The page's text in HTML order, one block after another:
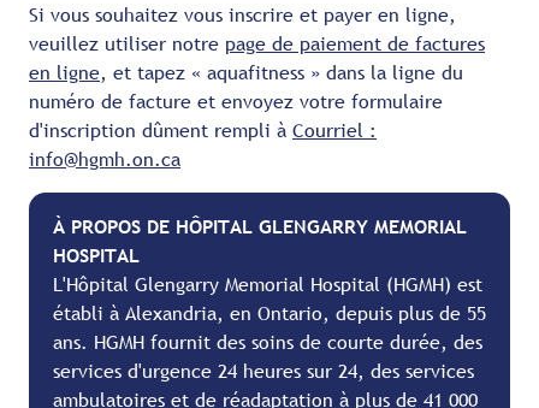
Si vous souhaitez vous inscrire et payer en ligne,
veuillez utiliser notre page de paiement de factures
en ligne, et tapez « aquafitness » dans la ligne du
numéro de facture et envoyez votre formulaire
d'inscription dûment rempli à Courriel :
info@hgmh.on.ca
À PROPOS DE HÔPITAL GLENGARRY MEMORIAL
HOSPITAL
L'Hôpital Glengarry Memorial Hospital (HGMH) est
établi à Alexandria, en Ontario, depuis plus de 55
ans. HGMH fournit des soins de courte durée, des
services d'urgence 24 heures sur 24, des services
ambulatoires et de réadaptation à plus de 41 000